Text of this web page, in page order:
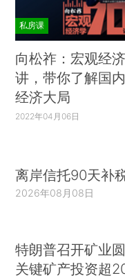
私房课
向松祚：宏观经
讲，带你了解国
经济大局
2022年04月06日
离岸信托90天补
2026年08月08日
特朗普召开矿业
关键矿产投资超